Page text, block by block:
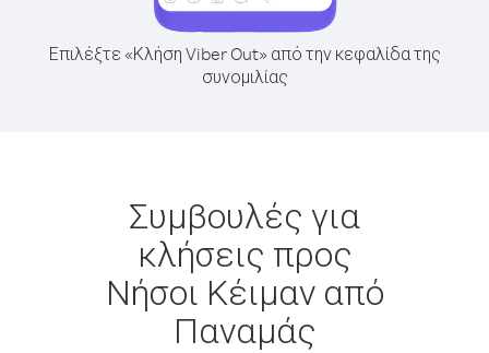
Επιλέξτε «Κλήση Viber Out» από την κεφαλίδα της
συνομιλίας
Συμβουλές για
κλήσεις προς
Νήσοι Κέιμαν από
Παναμάς